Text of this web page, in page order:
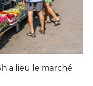
a lieu le marché